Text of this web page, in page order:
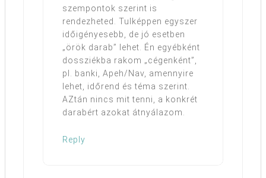
szempontok szerint is
rendezheted. Tulképpen egyszer
időigényesebb, de jó esetben
„örök darab” lehet. Én egyébként
dossziékba rakom „cégenként”,
pl. banki, Apeh/Nav, amennyire
lehet, időrend és téma szerint.
AZtán nincs mit tenni, a konkrét
darabért azokat átnyálazom.
Reply